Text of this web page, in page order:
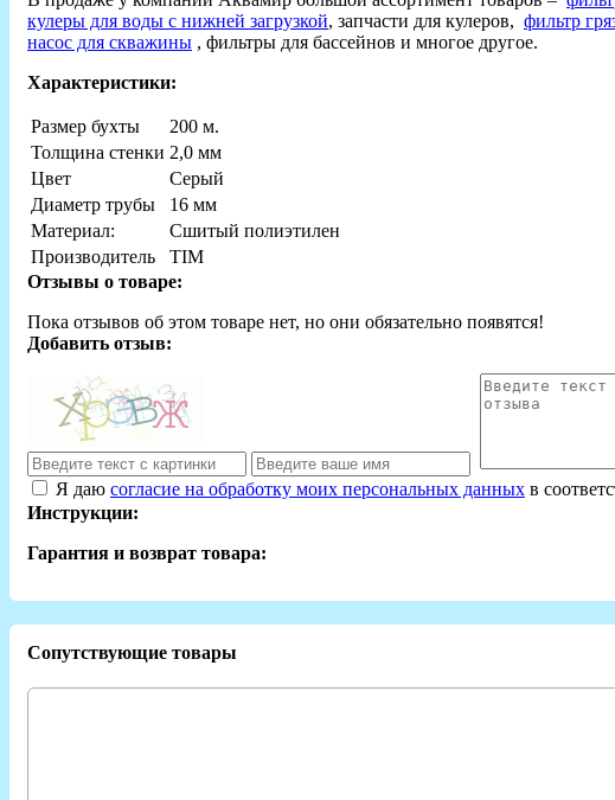
кулеры для воды с нижней загрузкой, запчасти для кулеров, фильтр
насос для скважины , фильтры для бассейнов и многое другое.
Характеристики:
Размер бухты
200 м.
Толщина стенки 2,0 мм
Цвет
Серый
Диаметр трубы
16 мм
Материал:
Сшитый полиэтилен
Производитель
TIM
Отзывы о товаре:
Пока отзывов об этом товаре нет, но они обязательно появятся!
Добавить отзыв:
Я даю согласие на обработку моих персональных данных в
Инструкции:
Гарантия и возврат товара:
Сопутствующие товары